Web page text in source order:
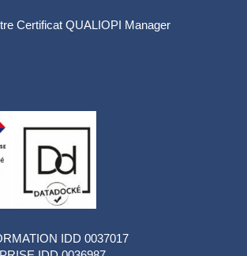
Certificat QUALIOPI Manager
IDD 0037017